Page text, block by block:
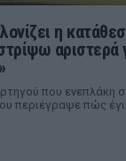
η
αριστερά
που ενεπλάκη
περιέγραψε πώς